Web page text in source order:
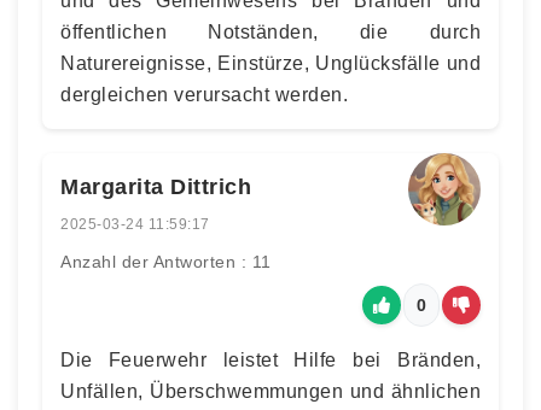
öffentlichen Notständen, die durch
Naturereignisse, Einstürze, Unglücksfälle und
dergleichen verursacht werden.
Margarita Dittrich
2025-03-24 11:59:17
Anzahl der Antworten : 11
0
Die Feuerwehr leistet Hilfe bei Bränden,
Unfällen, Überschwemmungen und ähnlichen